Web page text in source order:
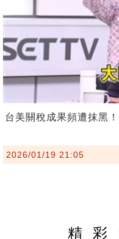
台美關稅成果頻遭抹黑
2026/01/19 21:05
精 彩